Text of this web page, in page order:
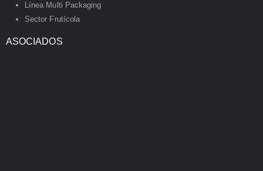
Línea Multi Packaging
Sector Frutícola
ASOCIADOS